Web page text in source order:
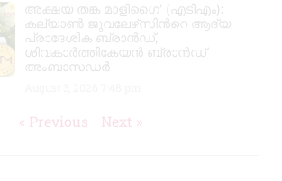
അക്ഷയ തങ്ക മാളിഗൈ’ (എടിഎം):
കല്യാണ്‍ ജുവലേഴ്‌സിന്‍റെ ആദ്യ
പ്രാദേശിക ബ്രാന്‍ഡ്,
ശിവകാര്‍ത്തികേയന്‍ ബ്രാന്‍ഡ്
അംബാസഡര്‍
« Previous Next »